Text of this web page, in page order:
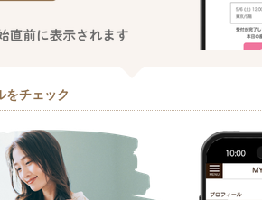
をチェック